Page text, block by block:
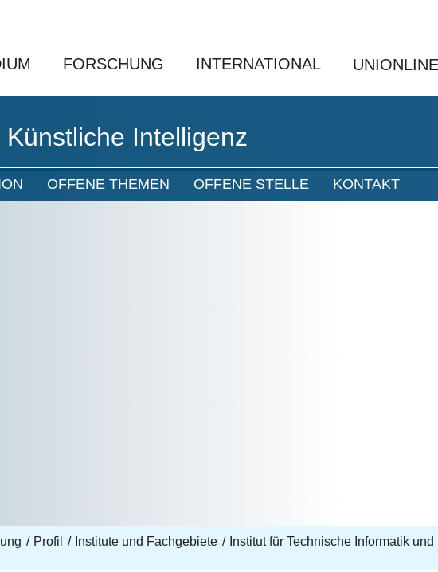
FORSCHUNG INTERNATIONAL UNIONLINE
Intelligenz
OFFENE THEMEN OFFENE STELLE KONTAKT
Profil Institute und Fachgebiete
Institut für Technische Informatik